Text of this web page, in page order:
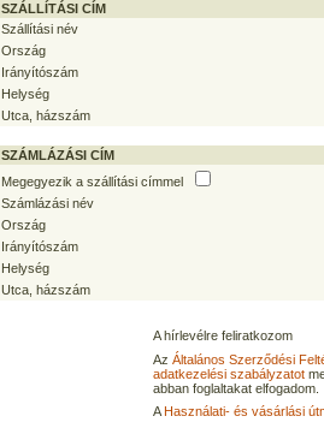
SZÁLLÍTÁSI CÍM
Szállítási név
Ország
Irányítószám
Helység
Utca, házszám
SZÁMLÁZÁSI CÍM
Megegyezik a szállítási címmel
Számlázási név
Ország
Irányítószám
Helység
Utca, házszám
A hírlevélre feliratkozom
Az Általános Szerződési
adatkezelési szabályzatot
abban foglaltakat elfogadom.
AHasználati- és vásárlási